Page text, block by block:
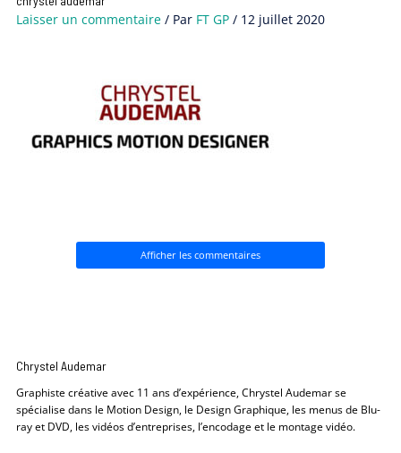
Laisser un commentaire / Par FT GP/ 12 juillet 2020
Afficher les commentaires
Chrystel Audemar
Graphiste créative avec 11 ans d’expérience, Chrystel Audemar se
spécialise dans le Motion Design, le Design Graphique, les menus de Blu-
ray et DVD, les vidéos d’entreprises, l’encodage et le montage vidéo.
articles